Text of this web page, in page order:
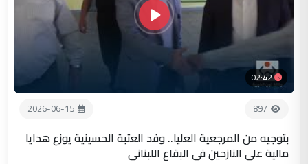
02:42
897
2026-06-15
بتوجيه من المرجعية العليا.. وفد العتبة الحسينية يوزع هدايا
مالية على النازحين في البقاع اللبناني